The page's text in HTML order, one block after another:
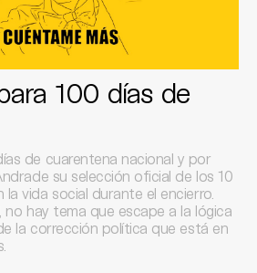
100 días de
de cuarentena nacional y por
su selección oficial de los 10
la vida social durante el encierro.
no hay tema que escape a la lógica
la corrección política que está en